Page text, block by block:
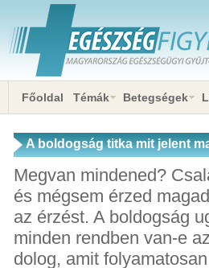
Főoldal Témák Betegségek
A boldogság titka mit jelent
Megvan mindened?
és mégsem érzed
az érzést. A boldogság
minden rendben van-e
dolog, amit